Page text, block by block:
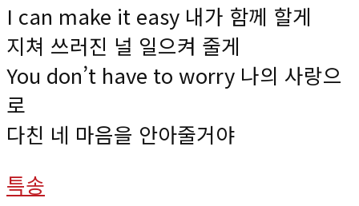
I can make it easy 내가 함께 할게
지쳐 쓰러진 널 일으켜 줄게
You don’t have to worry 나의 사랑으
로
다친 네 마음을 안아줄거야
특송